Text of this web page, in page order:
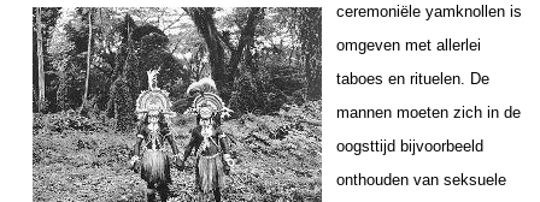
ceremoniële yamknollen is
omgeven met allerlei
taboes en rituelen. De
mannen moeten zich in de
oogsttijd bijvoorbeeld
onthouden van seksuele